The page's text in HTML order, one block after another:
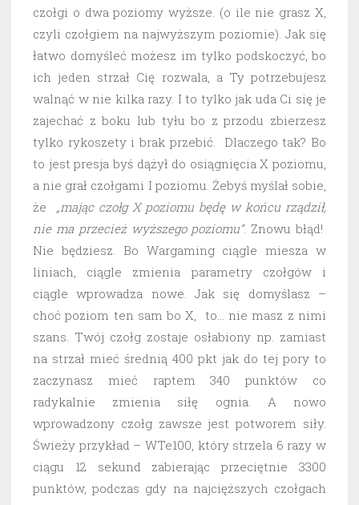
czołgi o dwa poziomy wyższe. (o ile nie grasz X,
czyli czołgiem na najwyższym poziomie). Jak się
łatwo domyśleć możesz im tylko podskoczyć, bo
ich jeden strzał Cię rozwala, a Ty potrzebujesz
walnąć w nie kilka razy. I to tylko jak uda Ci się je
zajechać z boku lub tyłu bo z przodu zbierzesz
tylko rykoszety i brak przebić. Dlaczego tak? Bo
to jest presja byś dążył do osiągnięcia X poziomu,
a nie grał czołgami I poziomu. Żebyś myślał sobie,
że „mając czołg X poziomu będę w końcu rządził,
nie ma przecież wyższego poziomu”. Znowu błąd!
Nie będziesz. Bo Wargaming ciągle miesza w
liniach, ciągle zmienia parametry czołgów i
ciągle wprowadza nowe. Jak się domyślasz –
choć poziom ten sam bo X, to… nie masz z nimi
szans. Twój czołg zostaje osłabiony np. zamiast
na strzał mieć średnią 400 pkt jak do tej pory to
zaczynasz mieć raptem 340 punktów co
radykalnie zmienia siłę ognia. A nowo
wprowadzony czołg zawsze jest potworem siły.
Świeży przykład – WTe100, który strzela 6 razy w
ciągu 12 sekund zabierając przeciętnie 3300
punktów, podczas gdy na najcięższych czołgach